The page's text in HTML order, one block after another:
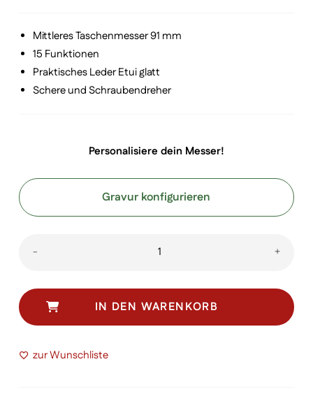
Mittleres Taschenmesser 91 mm
15 Funktionen
Praktisches Leder Etui glatt
Schere und Schraubendreher
Personalisiere dein Messer!
Gravur konfigurieren
-
Fieldmaster
Menge
+
IN DEN WARENKORB
zur Wunschliste